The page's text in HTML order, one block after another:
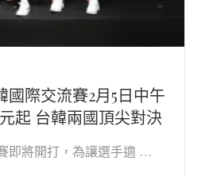
國際交流賽2月5日中午
起 台韓兩國頂尖對決
即將開打，為讓選手適 …